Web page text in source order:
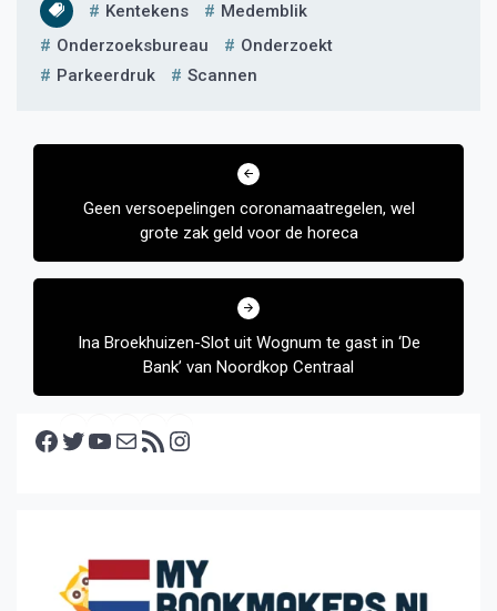
Kentekens
Medemblik
Onderzoeksbureau
Onderzoekt
Parkeerdruk
Scannen
Bericht
Geen versoepelingen coronamaatregelen, wel
grote zak geld voor de horeca
Ina Broekhuizen-Slot uit Wognum te gast in ‘De
Bank’ van Noordkop Centraal
Facebook Twitter YouTube E-mail RSS feed